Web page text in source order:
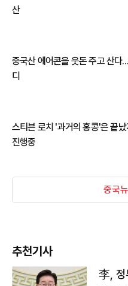
산
중국산 에어콘을 웃돈 주고 산다
디
스티븐 로치 '과거의 홍콩'은 끝
진행중
중국
추천기사
李, 정